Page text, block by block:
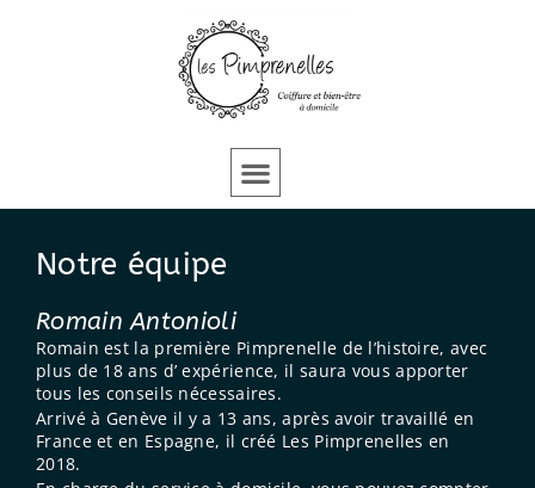
Notre équipe
Romain Antonioli
Romain est la première Pimprenelle de l’histoire, avec
plus de 18 ans d’ expérience, il saura vous apporter
tous les conseils nécessaires.
Arrivé à Genève il y a 13 ans, après avoir travaillé en
France et en Espagne, il créé Les Pimprenelles en
2018.